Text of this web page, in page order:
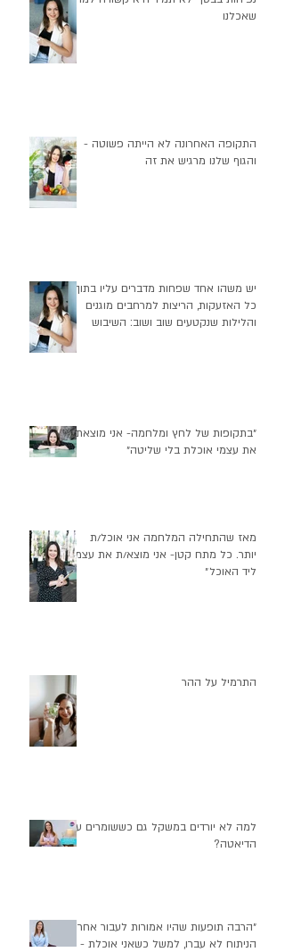
שאכלנו
התקופה האחרונה לא הייתה פשוטה -
והגוף שלנו מרגיש את זה
יש משהו אחד שפחות מדברים עליו בתוך
כל האזעקות, הריצות למרחבים מוגנים
והלילות שנקטעים שוב ושוב: השיבוש
״בתקופות של לחץ ומלחמה- אני מוצאת
את עצמי אוכלת בלי שליטה״
מאז שהתחילה המלחמה אני אוכל/ת
יותר. כל מתח קטן- אני מוצא/ת את עצמי
ליד האוכל״
התרמיל על ההר
למה לא יורדים במשקל גם כששומרים על
הדיאטה?
״הרבה תופעות שהיו אמורות לעבור אחרי
הניתוח לא עברו, למשל כשאני אוכלת -